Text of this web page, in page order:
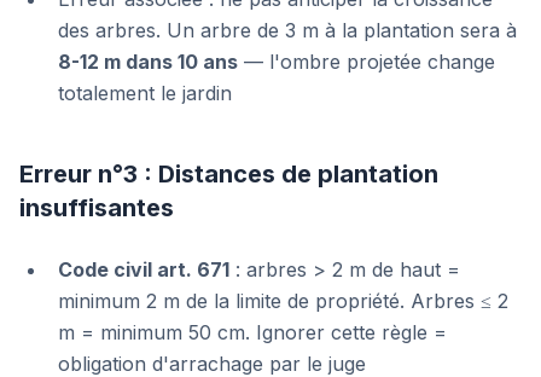
des arbres. Un arbre de 3 m à la plantation sera à
8-12 m dans 10 ans — l'ombre projetée change
totalement le jardin
Erreur n°3 : Distances de plantation
insuffisantes
Code civil art. 671 : arbres > 2 m de haut =
minimum 2 m de la limite de propriété. Arbres ≤ 2
m = minimum 50 cm. Ignorer cette règle =
obligation d'arrachage par le juge